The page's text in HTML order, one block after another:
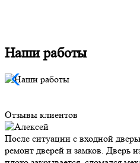
Наши работы
Отзывы клиентов
После ситуации с входной
ремонт дверей и замков. Дверь